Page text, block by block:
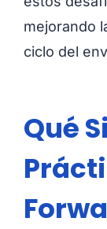
mejorando
ciclo del
Qué